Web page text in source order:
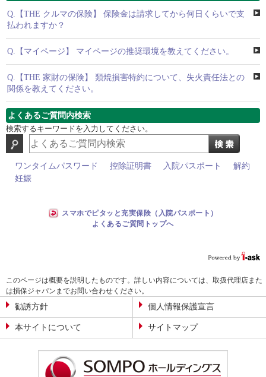
Q. 【THE クルマの保険】 保険金は請求してから何日くらいで支
払われますか？
Q. 【マイページ】 マイページの推奨環境を教えてください。
Q. 【THE 家財の保険】 類焼損害特約について、失火責任法との
関係を教えてください。
よくあるご質問内検索
検索するキーワードを入力してください。
ワンタイムパスワード 控除証明書 入院パスポート
解約
妊娠
スマホでピタッと充実保険（入院パスポート）
よくあるご質問トップへ
このページは概要を説明したものです。詳しい内容については、取扱代理店また
は損保ジャパンまでお問い合わせください。
勧誘方針 個人情報保護宣言
本サイトについて サイトマップ